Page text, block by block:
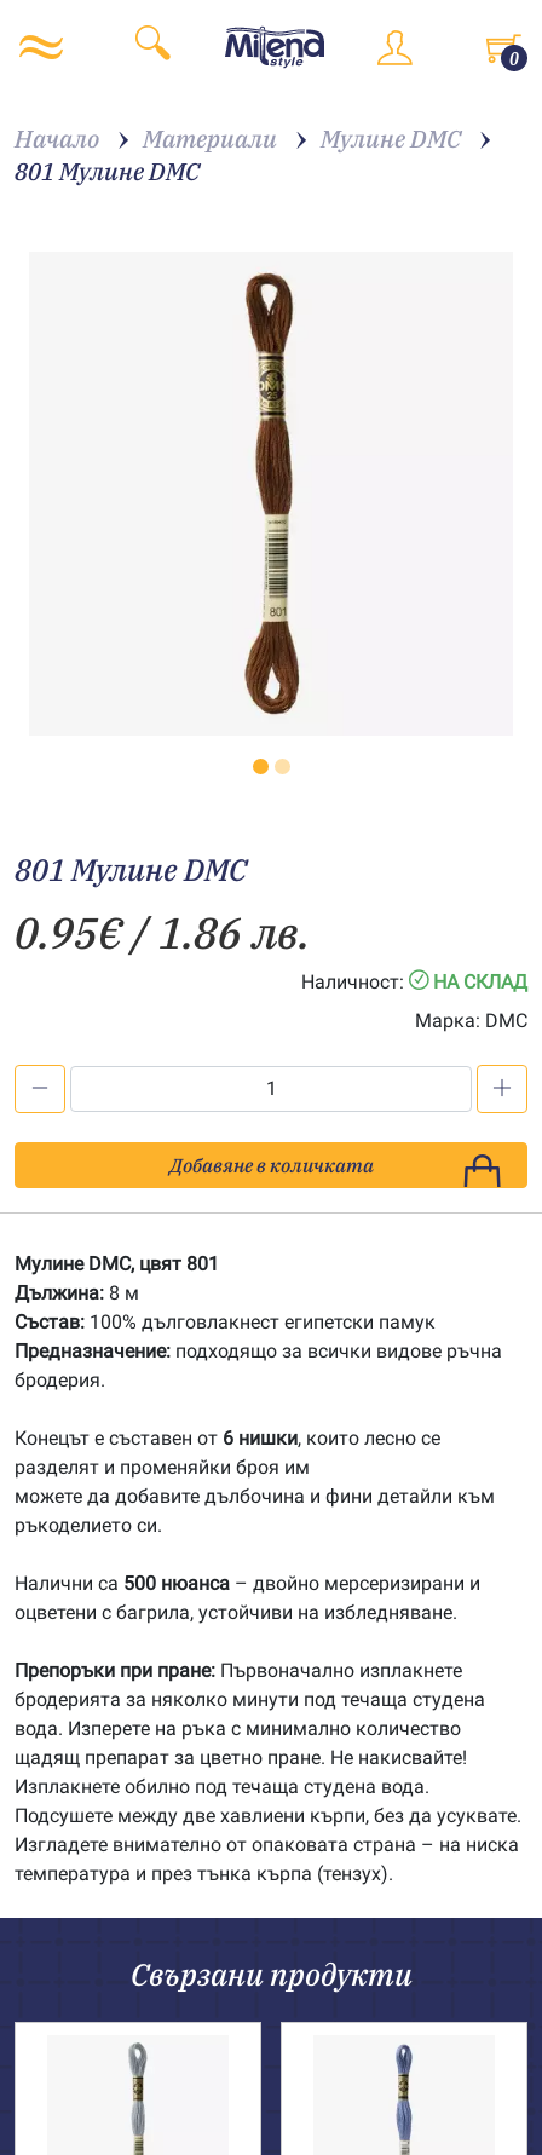
0
Начало Материали
Мулине DMC
801 Мулине DMC
801 Мулине DMC
0.95€/ 1.86 лв.
Наличност:
НА СКЛАД
Марка: DMC
Мулине
DMC
Добавяне в количката
Мулине DMC, цвят 801
Дължина: 8 м
Състав: 100% дълговлакнест египетски памук
Предназначение: подходящо за всички видове ръчна
бродерия.
Конецът е съставен от 6 нишки, които лесно се
разделят и променяйки броя им
можете да добавите дълбочина и фини детайли към
ръкоделието си.
Налични са 500 нюанса – двойно мерсеризирани и
оцветени с багрила, устойчиви на избледняване.
Препоръки при пране: Първоначално изплакнете
бродерията за няколко минути под течаща студена
вода. Изперете на ръка с минимално количество
щадящ препарат за цветно пране. Не накисвайте!
Изплакнете обилно под течаща студена вода.
Подсушете между две хавлиени кърпи, без да усуквате.
Изгладете внимателно от опаковата страна – на ниска
температура и през тънка кърпа (тензух).
Свързани продукти